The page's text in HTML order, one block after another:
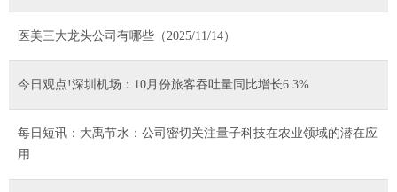
医美三大龙头公司有哪些（2025/11/14）
今日观点!深圳机场：10月份旅客吞吐量同比增长6.3%
每日短讯：大禹节水：公司密切关注量子科技在农业领域的潜在应
用